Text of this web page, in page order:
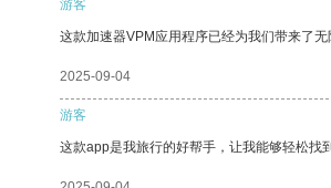
游客
这款加速器VPM应用程序已经为我们带来了无
2025-09-04
游客
这款app是我旅行的好帮手，让我能够轻松找